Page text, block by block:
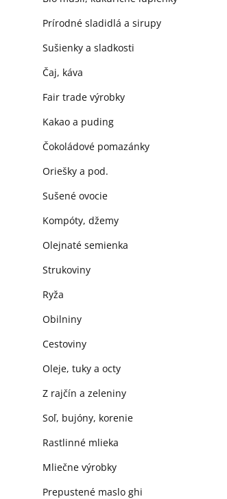
Prírodné sladidlá a sirupy
Sušienky a sladkosti
Čaj, káva
Fair trade výrobky
Kakao a puding
Čokoládové pomazánky
Oriešky a pod.
Sušené ovocie
Kompóty, džemy
Olejnaté semienka
Strukoviny
Ryža
Obilniny
Cestoviny
Oleje, tuky a octy
Z rajčín a zeleniny
Soľ, bujóny, korenie
Rastlinné mlieka
Mliečne výrobky
Prepustené maslo ghi